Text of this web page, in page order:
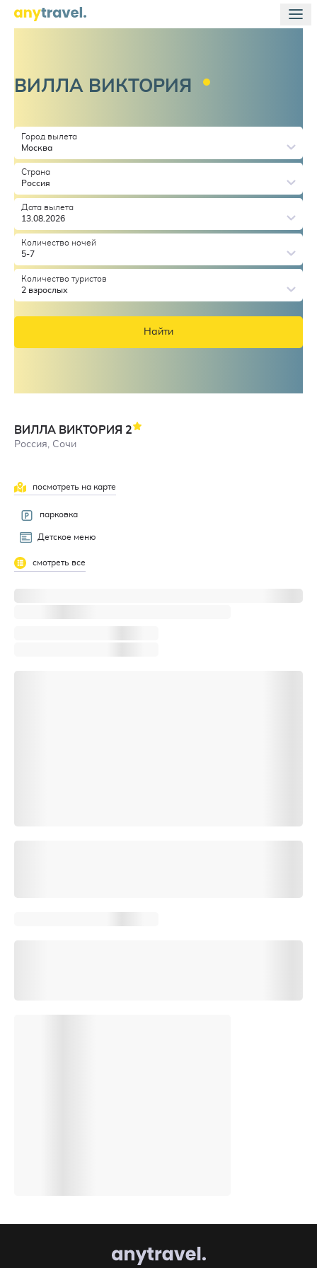
ВИЛЛА ВИКТОРИЯ
Город вылета
Москва
Страна
Россия
Дата вылета
13.08.2026
Количество ночей
5-7
Количество туристов
2 взрослых
Найти
ВИЛЛА ВИКТОРИЯ 2
Россия, Сочи
посмотреть на карте
парковка
Детское меню
смотреть все